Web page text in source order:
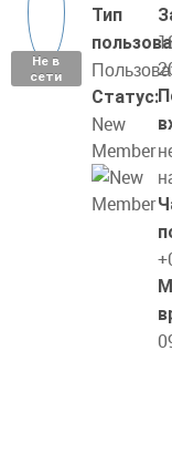
Не в
сети
Тип
Статус:
New
Member